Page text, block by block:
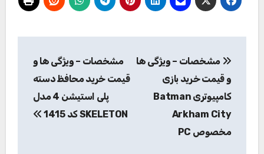
نوشته
مشخصات – ویژگی ها
و قیمت خرید بازی
کامپیوتری Batman
Arkham City
مخصوص PC
مشخصات – ویژگی ها و
قیمت خرید محافظ دسته
پلی استیشن 4 مدل
SKELETON کد 1415